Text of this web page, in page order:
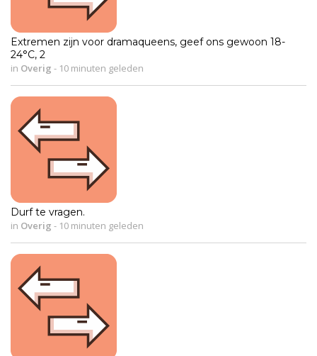
Extremen zijn voor dramaqueens, geef ons gewoon 18-
24°C, 2
in Overig - 10 minuten geleden
Durf te vragen.
in Overig - 10 minuten geleden